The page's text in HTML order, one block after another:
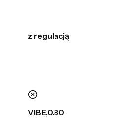
z regulacją
nie
VIBE,0.30